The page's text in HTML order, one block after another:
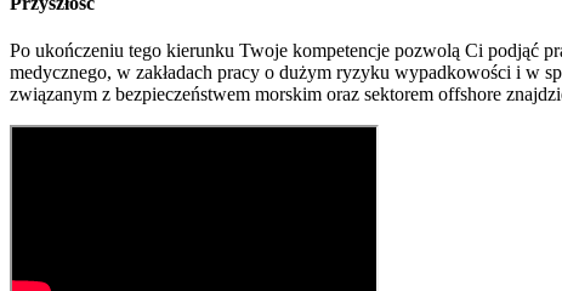
Po ukończeniu tego kierunku Twoje kompetencje pozwolą Ci podjąć
medycznego, w zakładach pracy o dużym ryzyku wypadkowości i w
związanym z bezpieczeństwem morskim oraz sektorem offshore